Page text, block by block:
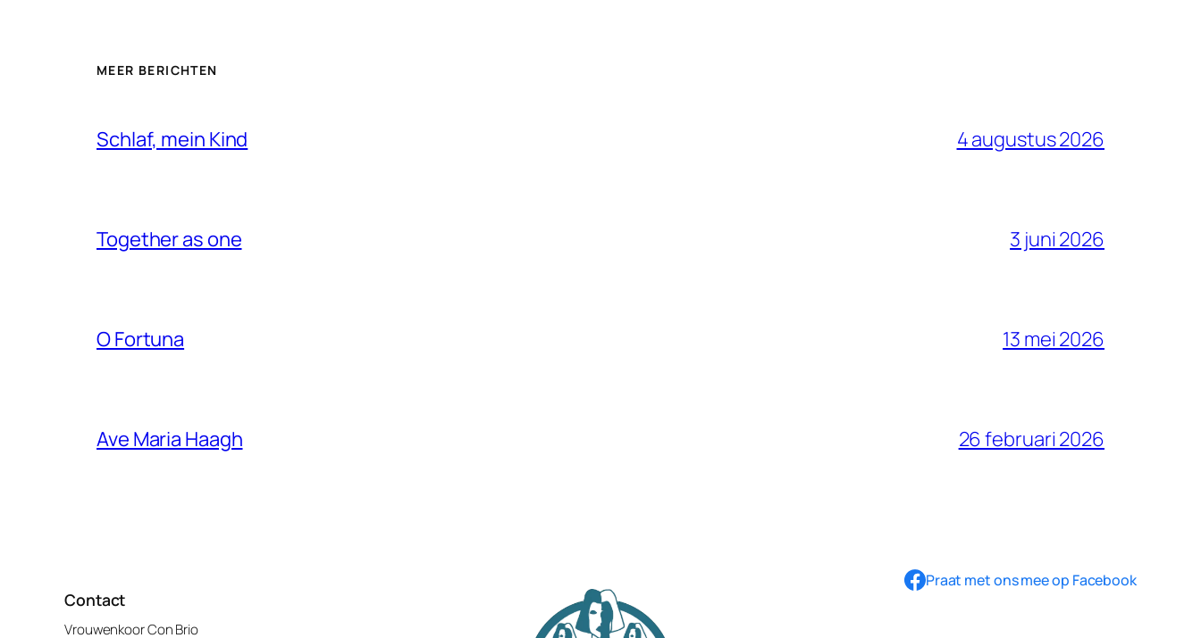
MEER BERICHTEN
Schlaf, mein Kind 4 augustus 2026
Together as one 3 juni 2026
O Fortuna 13 mei 2026
Ave Maria Haagh 26 februari 2026
Contact
Vrouwenkoor Con Brio
Praat met ons mee op Facebook